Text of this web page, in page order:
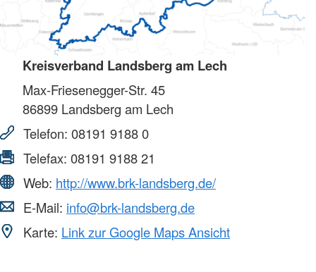
Kreisverband Landsberg am Lech
Max-Friesenegger-Str. 45
86899 Landsberg am Lech
Telefon: 08191 9188 0
Telefax: 08191 9188 21
Web: http://www.brk-landsberg.de/
E-Mail: info@brk-landsberg.de
Karte: Link zur Google Maps Ansicht